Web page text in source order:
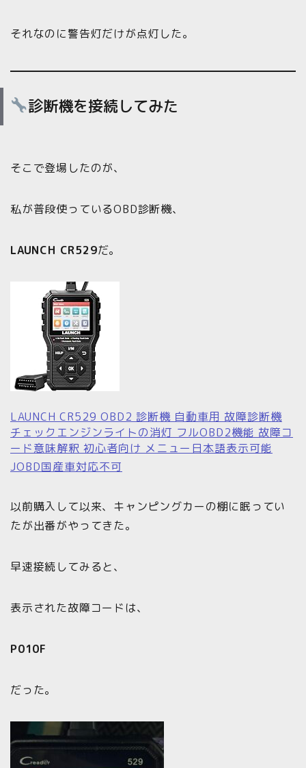
それなのに警告灯だけが点灯した。
診断機を接続してみた
そこで登場したのが、
私が普段使っているOBD診断機、
LAUNCH CR529だ。
LAUNCH CR529 OBD2 診断機 自動車用 故障診断機
チェックエンジンライトの消灯 フルOBD2機能 故障コ
ード意味解釈 初心者向け メニュー日本語表示可能
JOBD国産車対応不可
以前購入して以来、キャンピングカーの棚に眠ってい
たが出番がやってきた。
早速接続してみると、
表示された故障コードは、
P010F
だった。